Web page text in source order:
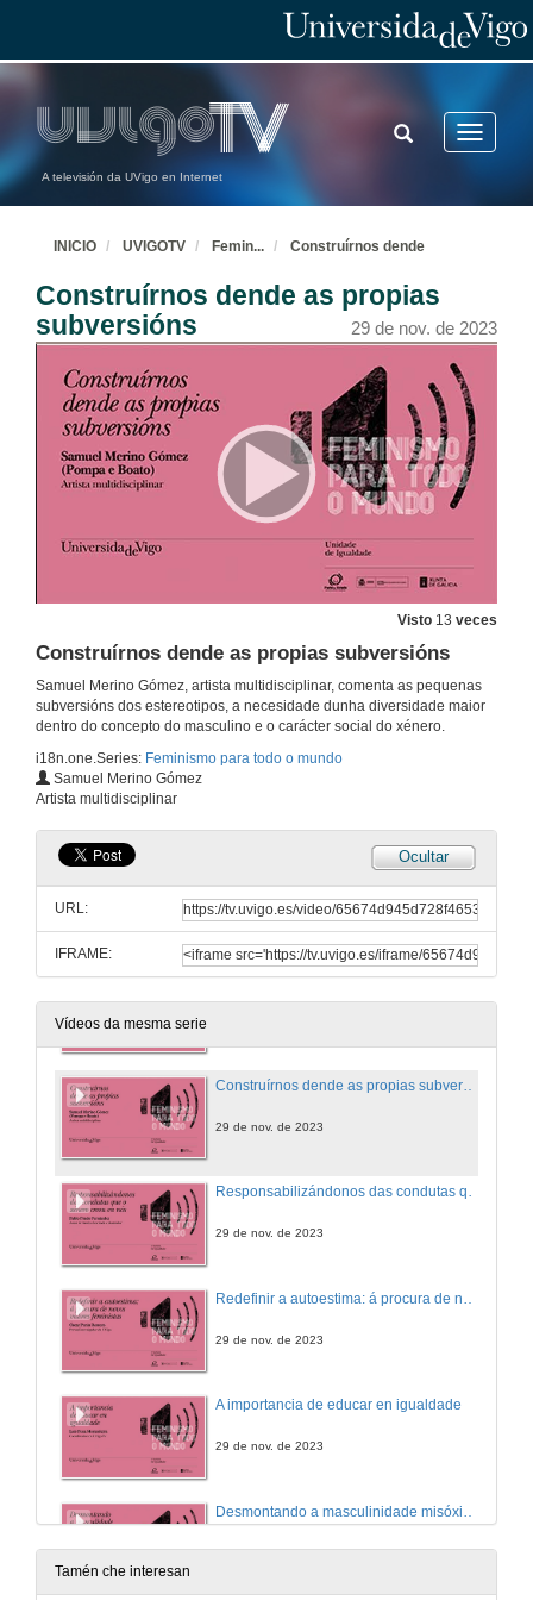
A televisión da UVigo en Internet
Toggle
TOGGLE
SEARCH
INICIO UVIGOTV Femin... Construírnos dende
Construírnos dende as propias
subversións
29 de nov. de 2023
Visto 13 veces
Construírnos dende as propias subversións
Samuel Merino Gómez, artista multidisciplinar, comenta as pequenas
subversións dos estereotipos, a necesidade dunha diversidade maior
dentro do concepto do masculino e o carácter social do xénero.
i18n.one.Series: Feminismo para todo o mundo
Samuel Merino Gómez
Artista multidisciplinar
Ocultar
URL:
IFRAME:
Vídeos da mesma serie
29 de nov. de 2023
Cuestionando a manosfera e o antifeminismo
29 de nov. de 2023
Asumirse como ex-machista
29 de nov. de 2023
Responsabilizándonos das condutas que o xénero creou en nós
29 de nov. de 2023
29 de nov. de 2023
A importancia de educar en igualdade
29 de nov. de 2023
29 de nov. de 2023
Tamén che interesan